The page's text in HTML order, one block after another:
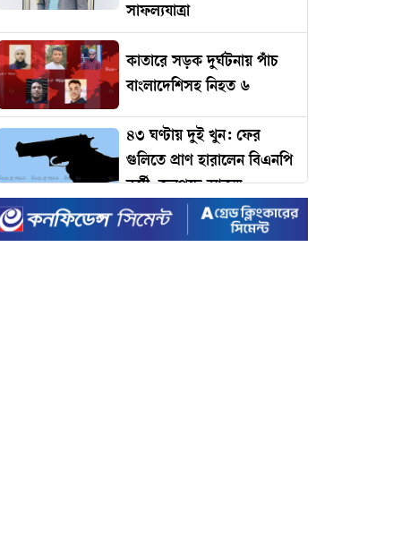
সাফল্যযাত্রা
কাতারে সড়ক দুর্ঘটনায় পাঁচ
বাংলাদেশিসহ নিহত ৬
৪৩ ঘণ্টায় দুই খুন: ফের
গুলিতে প্রাণ হারালেন বিএনপি
কর্মী, জনপদে আতঙ্ক
ঢাকার যানজট কমাতে